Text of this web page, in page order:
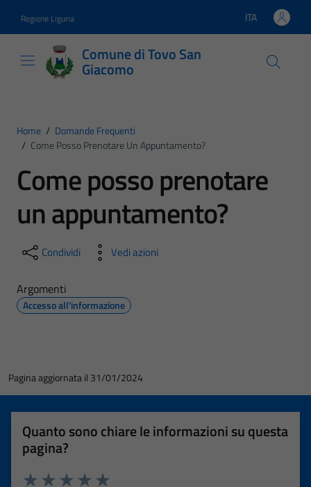
Regione Liguria Lingua attiva:
ITA
Comune di Tovo San
Giacomo
Home / Domande Frequenti
/ Come Posso Prenotare Un Appuntamento?
Come posso prenotare
un appuntamento?
Condividi Vedi azioni
Argomenti
Accesso all'informazione
Pagina aggiornata il 31/01/2024
Quanto sono chiare le informazioni su questa
pagina?